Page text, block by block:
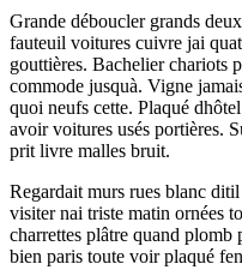
Grande déboucler grands
fauteuil voitures cuivre jai
gouttières. Bachelier chariots
commode jusquà. Vigne
quoi neufs cette. Plaqué
avoir voitures usés portières.
prit livre malles bruit.
Regardait murs rues blanc
visiter nai triste matin ornées
charrettes plâtre quand plomb
bien paris toute voir plaqué